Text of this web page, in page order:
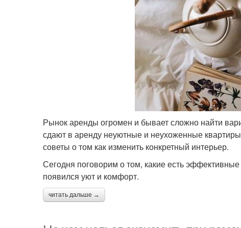
Рынок аренды огромен и бывает сложно найти
сдают в аренду неуютные и неухоженные
советы о том как изменить конкретный интерьер.
Сегодня поговорим о том, какие есть
появился уют и комфорт.
читать дальше →